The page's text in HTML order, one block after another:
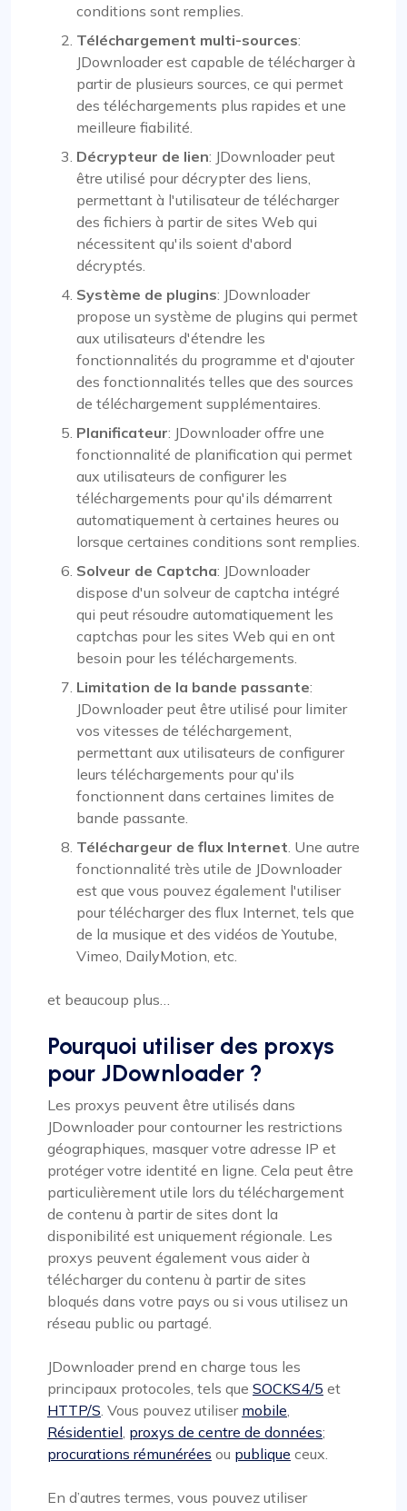
conditions sont remplies.
Téléchargement multi-sources:
JDownloader est capable de télécharger à
partir de plusieurs sources, ce qui permet
des téléchargements plus rapides et une
meilleure fiabilité.
Décrypteur de lien: JDownloader peut
être utilisé pour décrypter des liens,
permettant à l'utilisateur de télécharger
des fichiers à partir de sites Web qui
nécessitent qu'ils soient d'abord
décryptés.
Système de plugins: JDownloader
propose un système de plugins qui permet
aux utilisateurs d'étendre les
fonctionnalités du programme et d'ajouter
des fonctionnalités telles que des sources
de téléchargement supplémentaires.
Planificateur: JDownloader offre une
fonctionnalité de planification qui permet
aux utilisateurs de configurer les
téléchargements pour qu'ils démarrent
automatiquement à certaines heures ou
lorsque certaines conditions sont remplies.
Solveur de Captcha: JDownloader
dispose d'un solveur de captcha intégré
qui peut résoudre automatiquement les
captchas pour les sites Web qui en ont
besoin pour les téléchargements.
Limitation de la bande passante:
JDownloader peut être utilisé pour limiter
vos vitesses de téléchargement,
permettant aux utilisateurs de configurer
leurs téléchargements pour qu'ils
fonctionnent dans certaines limites de
bande passante.
Téléchargeur de flux Internet . Une autre
fonctionnalité très utile de JDownloader
est que vous pouvez également l'utiliser
pour télécharger des flux Internet, tels que
de la musique et des vidéos de Youtube,
Vimeo, DailyMotion, etc.
et beaucoup plus…
Pourquoi utiliser des proxys
pour JDownloader ?
Les proxys peuvent être utilisés dans
JDownloader pour contourner les restrictions
géographiques, masquer votre adresse IP et
protéger votre identité en ligne. Cela peut être
particulièrement utile lors du téléchargement
de contenu à partir de sites dont la
disponibilité est uniquement régionale. Les
proxys peuvent également vous aider à
télécharger du contenu à partir de sites
bloqués dans votre pays ou si vous utilisez un
réseau public ou partagé.
JDownloader prend en charge tous les
principaux protocoles, tels que SOCKS4/5 et
HTTP/S . Vous pouvez utiliser mobile
Résidentiel proxys de centre de données;
procurations rémunérées ou publique ceux.
En d’autres termes, vous pouvez utiliser